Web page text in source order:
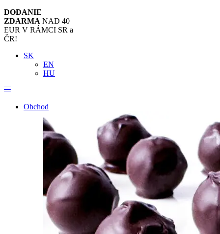
DODANIE
ZDARMA NAD 40
EUR V RÁMCI SR a
ČR!
SK
EN
HU
Obchod